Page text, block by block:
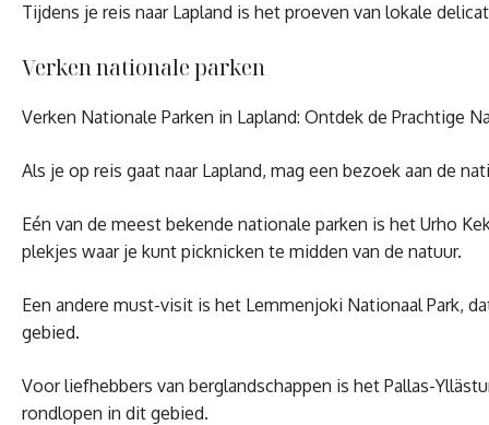
Tijdens je reis naar Lapland is het proeven van lokale
Verken nationale parken
Verken Nationale Parken in Lapland: Ontdek de Prachtige
Als je op reis gaat naar Lapland, mag een bezoek aan de
Eén van de meest bekende nationale parken is het Urho
plekjes waar je kunt picknicken te midden van de natuur.
Een andere must-visit is het Lemmenjoki Nationaal Park,
gebied.
Voor liefhebbers van berglandschappen is het Pallas-
rondlopen in dit gebied.